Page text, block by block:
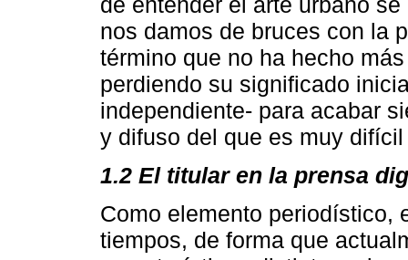
nos damos de bruces con la
término que no ha hecho
perdiendo su significado
independiente- para acabar
y difuso del que es muy
1.2 El titular en la prensa
Como elemento periodístico,
tiempos, de forma que